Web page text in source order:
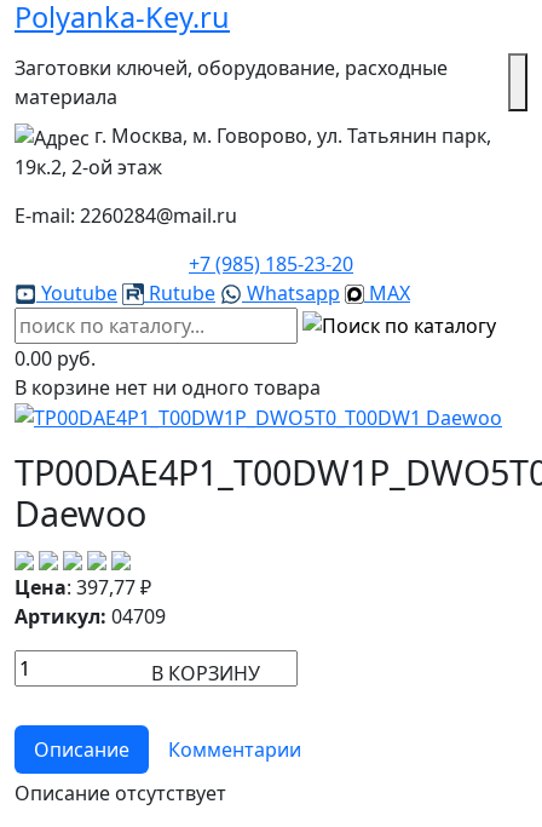
Polyanka-Key.ru
Заготовки ключей, оборудование, расходные
материала
г. Москва, м. Говорово, ул. Татьянин парк,
19к.2, 2-ой этаж
E-mail: 2260284@mail.ru
+7 (985) 185-23-20
Youtube
Rutube Whatsapp MAX
0.00 руб.
В корзине нет ни одного товара
Daewoo
Цена: 397,77₽
Артикул: 04709
В КОРЗИНУ
Описание
Комментарии
Описание отсутствует